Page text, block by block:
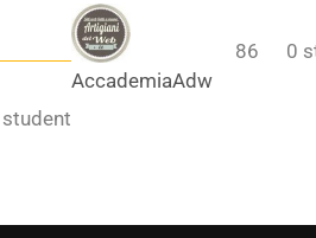
student
AccademiaAdw
86 0